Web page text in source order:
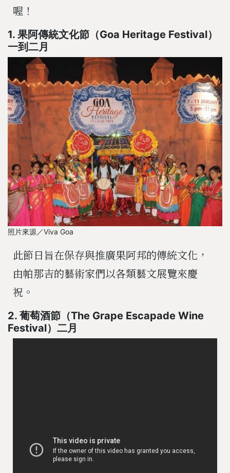
喔！
1. 果阿傳統文化節（Goa Heritage Festival）
一到二月
照片來源／Viva Goa
此節日旨在保存與推廣果阿邦的傳統文化，
由帕那吉的藝術家們以各類藝文展覽來慶
祝。
2. 葡萄酒節（The Grape Escapade Wine
Festival）二月